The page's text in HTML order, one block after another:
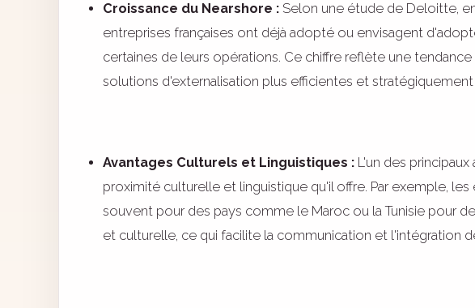
Croissance du Nearshore : Selon une étude de Deloitte,
entreprises françaises ont déjà adopté ou envisagent
certaines de leurs opérations. Ce chiffre reflète une
solutions d'externalisation plus efficientes et stratégiquement
Avantages Culturels et Linguistiques : L'un des
proximité culturelle et linguistique qu'il offre. Par exemple,
souvent pour des pays comme le Maroc ou la Tunisie pour
et culturelle, ce qui facilite la communication et l'intégration